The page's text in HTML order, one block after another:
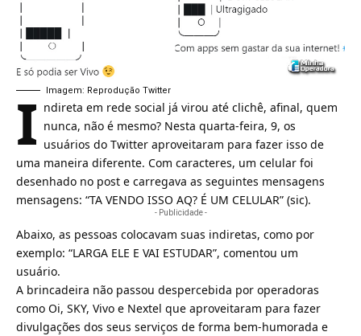
Imagem: Reprodução Twitter
I ndireta em rede social já virou até clichê, afinal, quem
nunca, não é mesmo? Nesta quarta-feira, 9, os
usuários do Twitter aproveitaram para fazer isso de
uma maneira diferente. Com caracteres, um celular foi
desenhado no post e carregava as seguintes mensagens
mensagens: “TA VENDO ISSO AQ? É UM CELULAR” (sic).
- Publicidade -
Abaixo, as pessoas colocavam suas indiretas, como por
exemplo: “LARGA ELE E VAI ESTUDAR”, comentou um
usuário.
A brincadeira não passou despercebida por operadoras
como Oi, SKY, Vivo e Nextel que aproveitaram para fazer
divulgações dos seus serviços de forma bem-humorada e